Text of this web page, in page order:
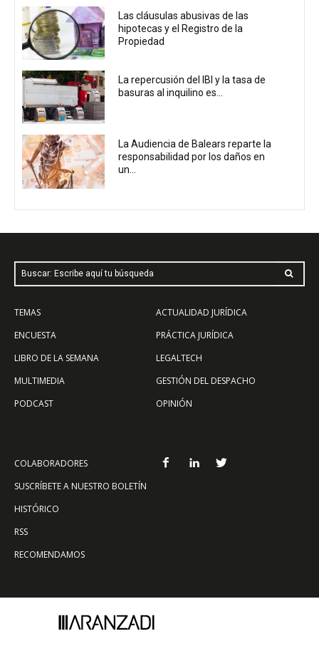
Las cláusulas abusivas de las
hipotecas y el Registro de la
Propiedad
La repercusión del IBI y la tasa de
basuras al inquilino es...
La Audiencia de Balears reparte la
responsabilidad por los daños en
un...
Buscar: Escribe aquí tu búsqueda
TEMAS
ENCUESTA
LIBRO DE LA SEMANA
MULTIMEDIA
PODCAST
ACTUALIDAD JURÍDICA
PRÁCTICA JURÍDICA
LEGALTECH
GESTIÓN DEL DESPACHO
OPINIÓN
COLABORADORES
SUSCRÍBETE A NUESTRO BOLETÍN
HISTÓRICO
RSS
RECOMENDAMOS